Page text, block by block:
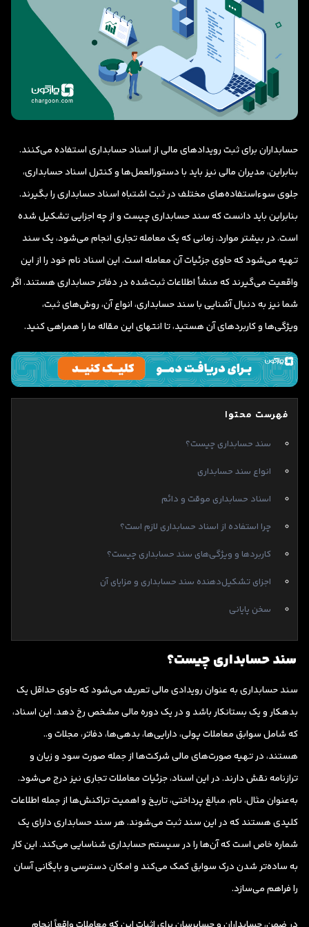
حسابداران برای ثبت رویدادهای مالی از اسناد حسابداری استفاده می‌کنند.
بنابراین، مدیران مالی نیز باید با دستورالعمل‌ها و کنترل اسناد حسابداری،
جلوی سوءاستفاده‌های مختلف در ثبت اشتباه اسناد حسابداری را بگیرند.
بنابراین باید دانست که سند حسابداری چیست و از چه اجزایی تشکیل شده
است. در بیشتر موارد، زمانی که یک معامله تجاری انجام می‌شود، یک سند
تهیه می‌شود که حاوی جزئیات آن معامله است. این اسناد نام خود را از این
واقعیت می‌گیرند که منشأ اطلاعات ثبت‌شده در دفاتر حسابداری هستند. اگر
شما نیز به دنبال آشنایی با سند حسابداری، انواع آن، روش‌های ثبت،
ویژگی‌ها و کاربردهای آن هستید، تا انتهای این مقاله ما را همراهی کنید.
فهرست محتوا
سند حسابداری چیست؟
انواع سند حسابداری
اسناد حسابداری موقت و دائم
چرا استفاده از اسناد حسابداری لازم است؟
کاربردها و ویژگی‌های سند حسابداری چیست؟
اجزای تشکیل‌دهنده سند حسابداری و مزایای آن
سخن پایانی
سند حسابداری چیست؟
سند حسابداری به عنوان رویدادی مالی تعریف می‌شود که حاوی حداقل یک
بدهکار و یک بستانکار باشد و در یک دوره مالی مشخص رخ دهد. این اسناد،
که شامل سوابق معاملات پولی، دارایی‌ها، بدهی‌ها، دفاتر، مجلات و..
هستند، در تهیه صورت‌های مالی شرکت‌ها از جمله صورت سود و زیان و
ترازنامه نقش دارند. در این اسناد، جزئیات معاملات تجاری نیز درج می‌شود.
به‌عنوان مثال، نام، مبالغ پرداختی، تاریخ و اهمیت تراکنش‌ها از جمله اطلاعات
کلیدی هستند که در این سند ثبت می‌شوند. هر سند حسابداری دارای یک
شماره خاص است که آن‌ها را در سیستم حسابداری شناسایی می‌کند. این کار
به ساده‌تر شدن درک سوابق کمک می‌کند و امکان دسترسی و بایگانی آسان
را فراهم می‌سازد.